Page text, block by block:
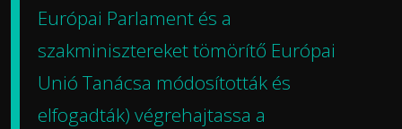
Európai Parlament és a
szakminisztereket tömörítő Európai
Unió Tanácsa módosították és
elfogadták) végrehajtassa a